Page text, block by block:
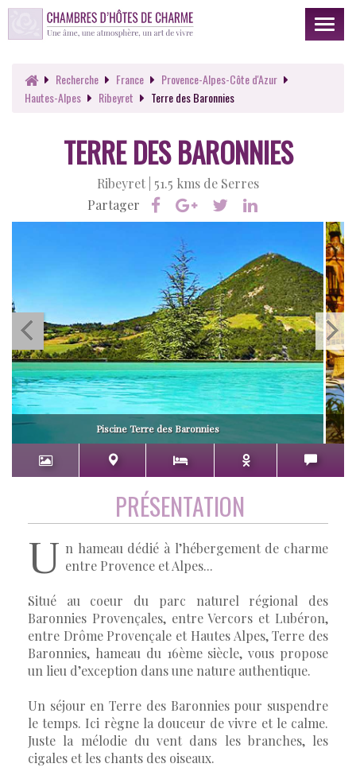
Toggle
Recherche France
Provence-Alpes-Côte d'Azur
Hautes-Alpes
Ribeyret Terre des Baronnies
TERRE DES BARONNIES
Ribeyret | 51.5 kms de Serres
Partager
Piscine Terre des Baronnies
PRÉSENTATION
U n hameau dédié à l’hébergement de charme
entre Provence et Alpes...
Situé au coeur du parc naturel régional des
Baronnies Provençales, entre Vercors et Lubéron,
entre Drôme Provençale et Hautes Alpes, Terre des
Baronnies, hameau du 16ème siècle, vous propose
un lieu d’exception dans une nature authentique.
Un séjour en Terre des Baronnies pour suspendre
le temps. Ici règne la douceur de vivre et le calme.
Juste la mélodie du vent dans les branches, les
cigales et les chants des oiseaux.